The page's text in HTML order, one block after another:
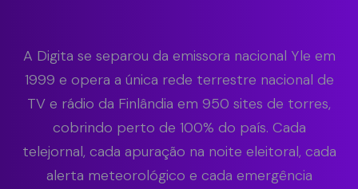
A Digita se separou da emissora nacional Yle em
1999 e opera a única rede terrestre nacional de
TV e rádio da Finlândia em 950 sites de torres,
cobrindo perto de 100% do país. Cada
telejornal, cada apuração na noite eleitoral, cada
alerta meteorológico e cada emergência